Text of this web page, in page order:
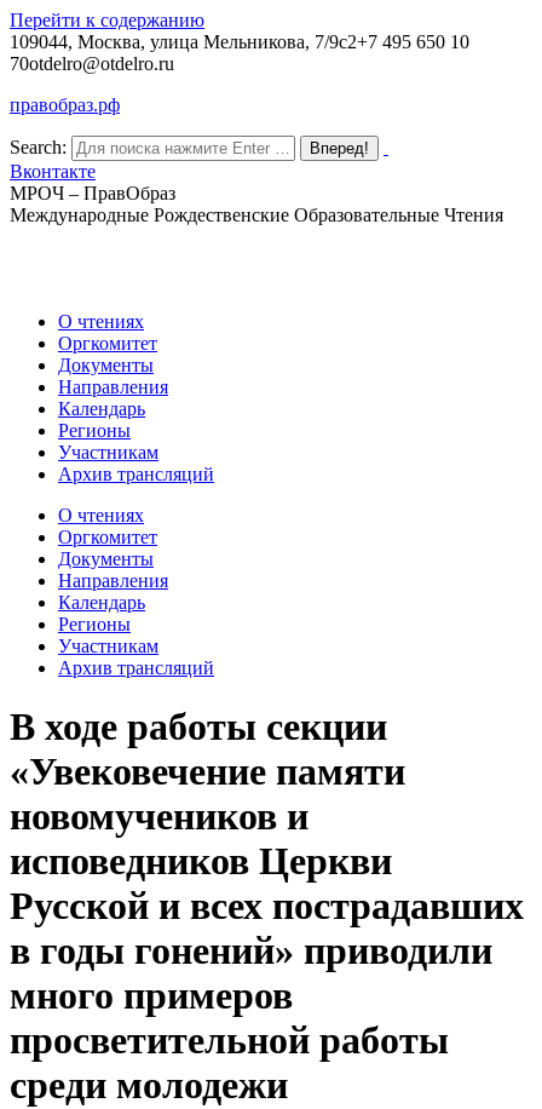
Перейти к содержанию
109044, Москва, улица Мельникова, 7/9с2+7 495 650 10
70otdelro@otdelro.ru
правобраз.рф
Search:
Вконтакте
МРОЧ – ПравОбраз
Международные Рождественские Образовательные Чтения
О чтениях
Оргкомитет
Документы
Направления
Календарь
Регионы
Участникам
Архив трансляций
О чтениях
Оргкомитет
Документы
Направления
Календарь
Регионы
Участникам
Архив трансляций
В ходе работы секции
«Увековечение памяти
новомучеников и
исповедников Церкви
Русской и всех пострадавших
в годы гонений» приводили
много примеров
просветительной работы
среди молодежи